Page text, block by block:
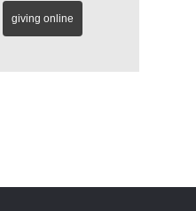
giving online